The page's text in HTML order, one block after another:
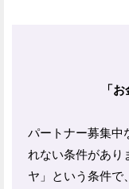
「
パートナー募集中
れない条件があり
ヤ」という条件で